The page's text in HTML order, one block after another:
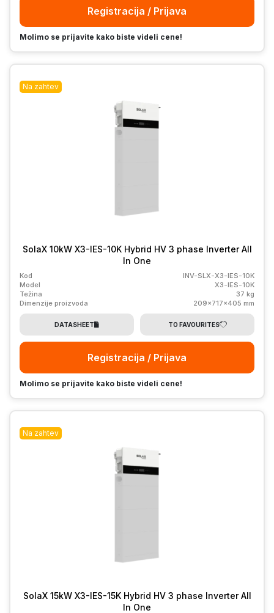
Registracija / Prijava
Molimo se prijavite kako biste videli cene!
Na zahtev
SolaX 10kW X3-IES-10K Hybrid HV 3 phase Inverter All
In One
Kod
INV-SLX-X3-IES-10K
Model
X3-IES-10K
Težina
37 kg
Dimenzije proizvoda
209x717x405 mm
DATASHEET TO FAVOURITES
Registracija / Prijava
Molimo se prijavite kako biste videli cene!
Na zahtev
SolaX 15kW X3-IES-15K Hybrid HV 3 phase Inverter All
In One